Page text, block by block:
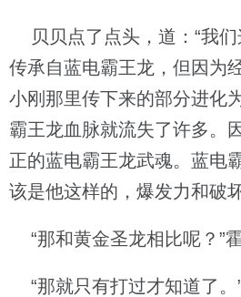
贝贝点了点头，道：“我们
传承自蓝电霸王龙，但因为
小刚那里传下来的部分进化
霸王龙血脉就流失了许多。
正的蓝电霸王龙武魂。蓝电
该是他这样的，爆发力和破
“那和黄金圣龙相比呢？”霍
“那就只有打过才知道了。